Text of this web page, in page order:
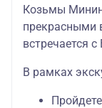
Козьмы
прекрасными
встречается
В рамках